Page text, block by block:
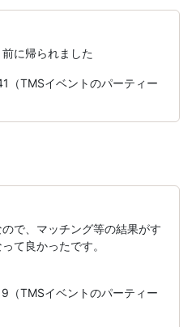
に帰られました
TMSイベントのパーティー
で、マッチング等の結果がす
って良かったです。
TMSイベントのパーティー